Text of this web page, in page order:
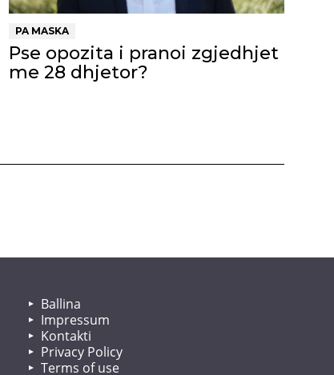
PA MASKA
Pse opozita i pranoi zgjedhjet
me 28 dhjetor?
Ballina
Impressum
Kontakti
Privacy Policy
Terms of use